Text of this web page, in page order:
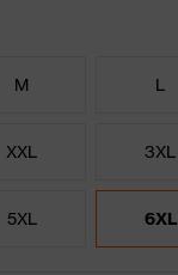
M L
XXL 3XL
5XL 6XL